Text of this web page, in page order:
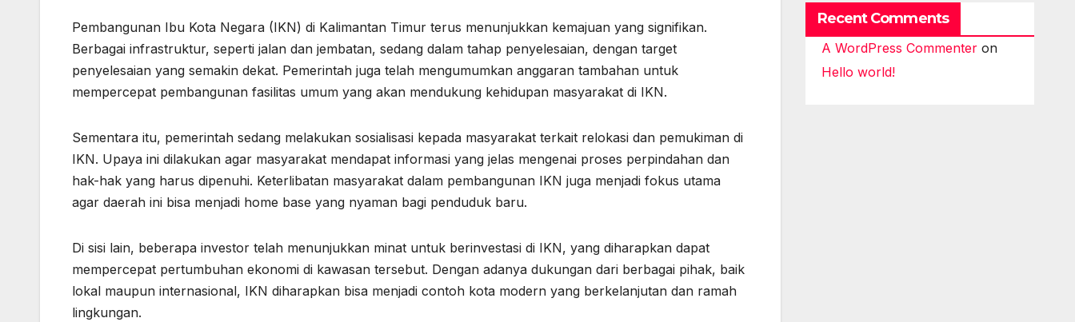
Pembangunan Ibu Kota Negara (IKN) di Kalimantan Timur terus menunjukkan kemajuan yang signifikan.
Berbagai infrastruktur, seperti jalan dan jembatan, sedang dalam tahap penyelesaian, dengan target
penyelesaian yang semakin dekat. Pemerintah juga telah mengumumkan anggaran tambahan untuk
mempercepat pembangunan fasilitas umum yang akan mendukung kehidupan masyarakat di IKN.
Sementara itu, pemerintah sedang melakukan sosialisasi kepada masyarakat terkait relokasi dan pemukiman di
IKN. Upaya ini dilakukan agar masyarakat mendapat informasi yang jelas mengenai proses perpindahan dan
hak-hak yang harus dipenuhi. Keterlibatan masyarakat dalam pembangunan IKN juga menjadi fokus utama
agar daerah ini bisa menjadi home base yang nyaman bagi penduduk baru.
Di sisi lain, beberapa investor telah menunjukkan minat untuk berinvestasi di IKN, yang diharapkan dapat
mempercepat pertumbuhan ekonomi di kawasan tersebut. Dengan adanya dukungan dari berbagai pihak, baik
lokal maupun internasional, IKN diharapkan bisa menjadi contoh kota modern yang berkelanjutan dan ramah
lingkungan.
Recent Comments
A WordPress Commenteron
Hello world!